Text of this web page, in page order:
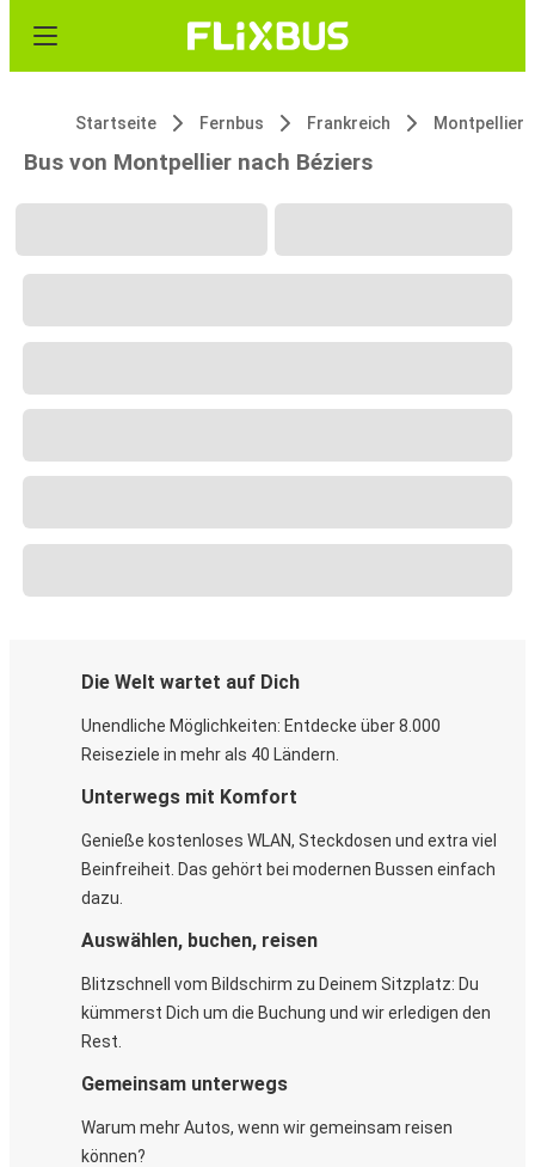
Startseite Fernbus Frankreich Montpellier
Bus von Montpellier nach Béziers
Die Welt wartet auf Dich
Unendliche Möglichkeiten: Entdecke über 8.000
Reiseziele in mehr als 40 Ländern.
Unterwegs mit Komfort
Genieße kostenloses WLAN, Steckdosen und extra viel
Beinfreiheit. Das gehört bei modernen Bussen einfach
dazu.
Auswählen, buchen, reisen
Blitzschnell vom Bildschirm zu Deinem Sitzplatz: Du
kümmerst Dich um die Buchung und wir erledigen den
Rest.
Gemeinsam unterwegs
Warum mehr Autos, wenn wir gemeinsam reisen
können?